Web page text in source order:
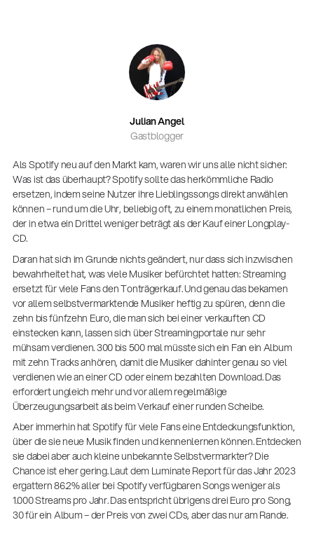
14766-000-55
Akustikgitarren-Spielständer
Julian Angel
Gastblogger
Als Spotify neu auf den Markt kam, waren wir uns alle nicht sicher:
Was ist das überhaupt? Spotify sollte das herkömmliche Radio
ersetzen, indem seine Nutzer ihre Lieblingssongs direkt anwählen
können – rund um die Uhr, beliebig oft, zu einem monatlichen Preis,
der in etwa ein Drittel weniger beträgt als der Kauf einer Longplay-
CD.
Daran hat sich im Grunde nichts geändert, nur dass sich inzwischen
bewahrheitet hat, was viele Musiker befürchtet hatten: Streaming
ersetzt für viele Fans den Tonträgerkauf. Und genau das bekamen
vor allem selbstvermarktende Musiker heftig zu spüren, denn die
zehn bis fünfzehn Euro, die man sich bei einer verkauften CD
einstecken kann, lassen sich über Streamingportale nur sehr
mühsam verdienen. 300 bis 500 mal müsste sich ein Fan ein Album
mit zehn Tracks anhören, damit die Musiker dahinter genau so viel
verdienen wie an einer CD oder einem bezahlten Download. Das
erfordert ungleich mehr und vor allem regelmäßige
Überzeugungsarbeit als beim Verkauf einer runden Scheibe.
Aber immerhin hat Spotify für viele Fans eine Entdeckungsfunktion,
über die sie neue Musik finden und kennenlernen können. Entdecken
sie dabei aber auch kleine unbekannte Selbstvermarkter? Die
Chance ist eher gering. Laut dem Luminate Report für das Jahr 2023
ergattern 86.2% aller bei Spotify verfügbaren Songs weniger als
1.000 Streams pro Jahr. Das entspricht übrigens drei Euro pro Song,
30 für ein Album – der Preis von zwei CDs, aber das nur am Rande.